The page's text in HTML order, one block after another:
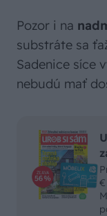
Pozor i na
substráte sa
Sadenice síce
nebudú mať